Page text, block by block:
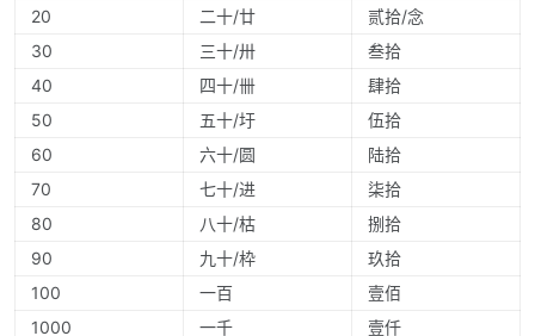
20
二十/廿
贰拾/念
30
三十/卅
叁拾
40
四十/卌
肆拾
50
五十/圩
伍拾
60
六十/圆
陆拾
70
七十/进
柒拾
80
八十/枯
捌拾
90
九十/枠
玖拾
100
一百
壹佰
1000
一千
壹仟